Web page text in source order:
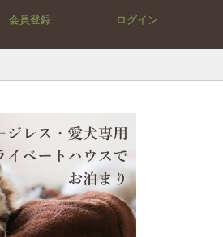
会員登録 ログイン